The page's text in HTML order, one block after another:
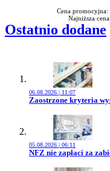
Cena promocyjna:
Najniższa
Ostatnio dodane
06.08.2026 | 11:07
Przejdź do artykułu:
Zaostrzone kryteria
05.08.2026 | 06:11
Przejdź do artykułu:
NFZ nie zapłaci za